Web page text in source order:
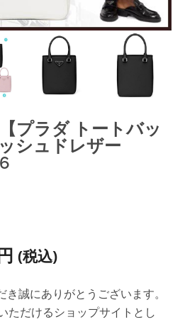
プラダ トートバッ
シュドレザー
(税込)
誠にありがとうございます。
ただけるショップサイトとし